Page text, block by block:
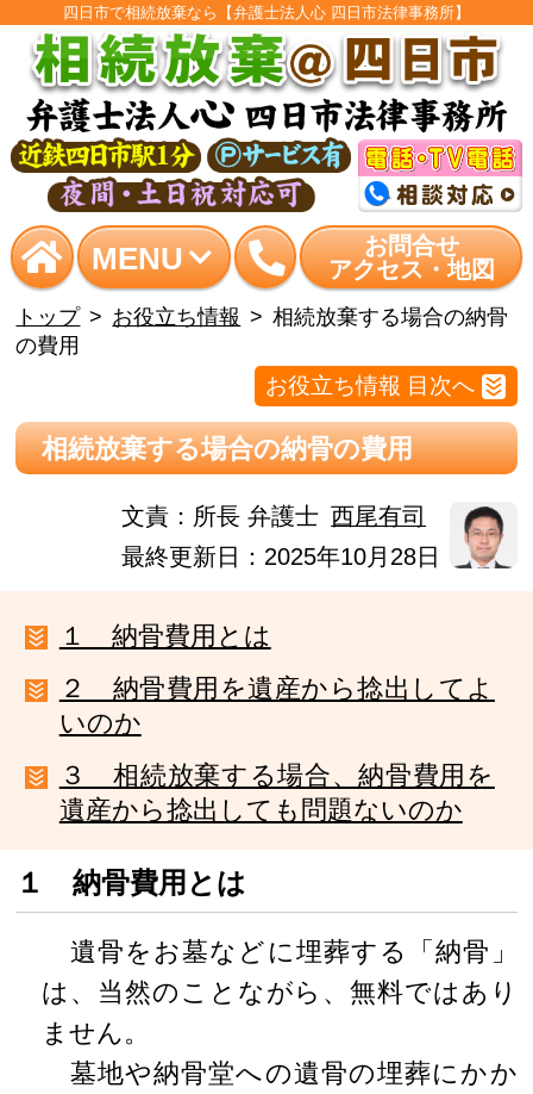
四日市で相続放棄なら【弁護士法人心 四日市法律事務所】
MENU
お問合せ
アクセス・地図
トップ お役立ち情報
相続放棄する場合の納骨
の費用
お役立ち情報 目次へ
相続放棄する場合の納骨の費用
文責： 所長 弁護士 西尾有司
最終更新日：2025年10月28日
１ 納骨費用とは
２ 納骨費用を遺産から捻出してよ
いのか
３ 相続放棄する場合、納骨費用を
遺産から捻出しても問題ないのか
１ 納骨費用とは
遺骨をお墓などに埋葬する「納骨」
は、当然のことながら、無料ではあり
ません。
墓地や納骨堂への遺骨の埋葬にかか